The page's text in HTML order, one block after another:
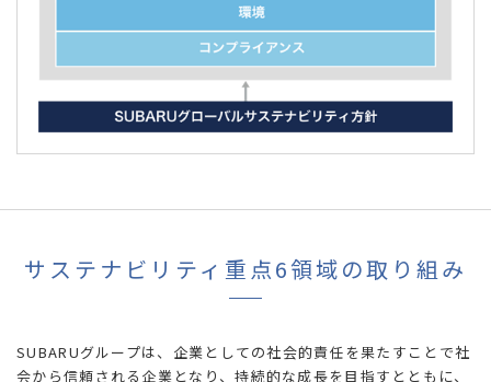
サステナビリティ重点6領域の取り組み
SUBARUグループは、企業としての社会的責任を果たすことで社
会から信頼される企業となり、持続的な成長を目指すとともに、